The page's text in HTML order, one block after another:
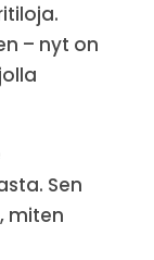
– nyt on
Sen
miten